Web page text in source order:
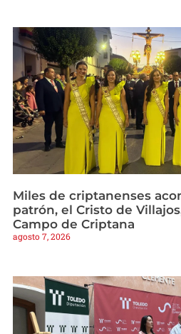
Miles de criptanenses
patrón, el Cristo de
Campo de Criptana
agosto 7, 2026